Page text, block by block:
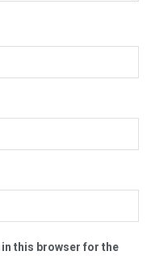
in this browser for the